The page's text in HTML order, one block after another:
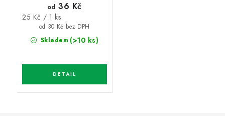
Skladem (>10 ks)
od 30 Kč bez DPH
od 36 Kč
Měrná
25 Kč / 1 ks